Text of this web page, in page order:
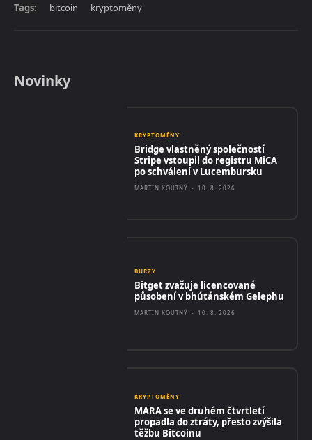
Tags: bitcoin kryptoměny
Novinky
KRYPTOMĚNY
Bridge vlastněný společností
Stripe vstoupil do registru MiCA
po schválení v Lucembursku
MARTIN KOUTNÝ - 10. 8. 2026
BURZY
Bitget zvažuje licencované
působení v bhútánském Gelephu
MARTIN KOUTNÝ - 10. 8. 2026
KRYPTOMĚNY
MARA se ve druhém čtvrtletí
propadla do ztráty, přesto zvýšila
těžbu Bitcoinu